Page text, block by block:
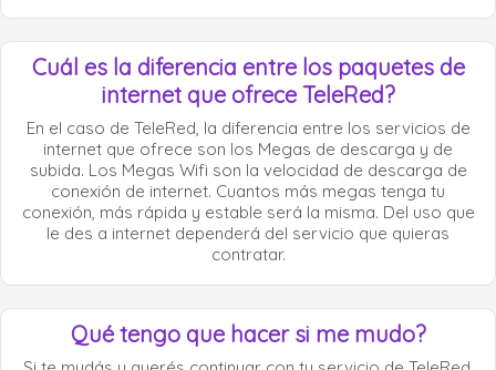
Cuál es la diferencia entre los paquetes de
internet que ofrece TeleRed?
En el caso de TeleRed, la diferencia entre los servicios de
internet que ofrece son los Megas de descarga y de
subida. Los Megas Wifi son la velocidad de descarga de
conexión de internet. Cuantos más megas tenga tu
conexión, más rápida y estable será la misma. Del uso que
le des a internet dependerá del servicio que quieras
contratar.
Qué tengo que hacer si me mudo?